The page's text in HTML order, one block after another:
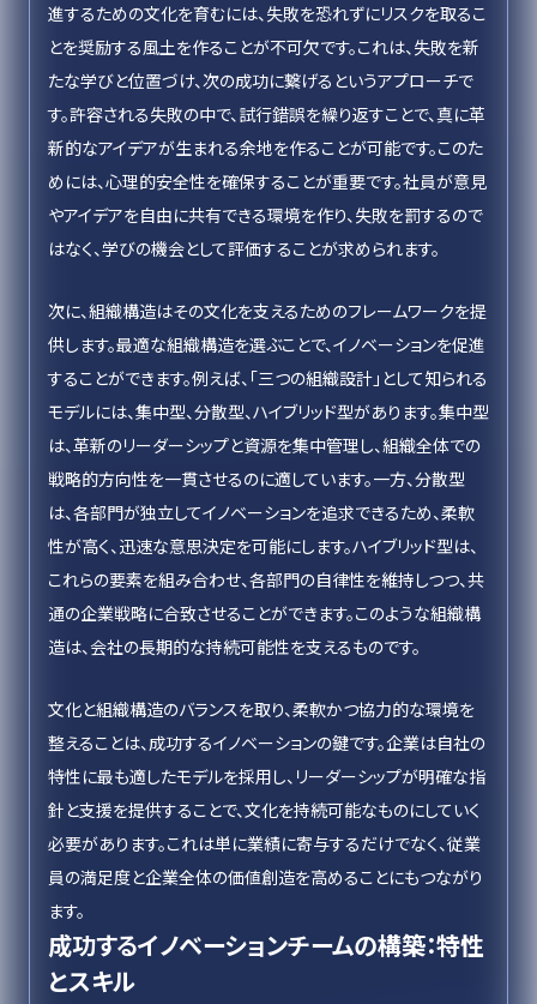
進するための文化を育むには、失敗を恐れずにリスクを取るこ
とを奨励する風土を作ることが不可欠です。これは、失敗を新
たな学びと位置づけ、次の成功に繋げるというアプローチで
す。許容される失敗の中で、試行錯誤を繰り返すことで、真に革
新的なアイデアが生まれる余地を作ることが可能です。このた
めには、心理的安全性を確保することが重要です。社員が意見
やアイデアを自由に共有できる環境を作り、失敗を罰するので
はなく、学びの機会として評価することが求められます。
次に、組織構造はその文化を支えるためのフレームワークを提
供します。最適な組織構造を選ぶことで、イノベーションを促進
することができます。例えば、「三つの組織設計」として知られる
モデルには、集中型、分散型、ハイブリッド型があります。集中型
は、革新のリーダーシップと資源を集中管理し、組織全体での
戦略的方向性を一貫させるのに適しています。一方、分散型
は、各部門が独立してイノベーションを追求できるため、柔軟
性が高く、迅速な意思決定を可能にします。ハイブリッド型は、
これらの要素を組み合わせ、各部門の自律性を維持しつつ、共
通の企業戦略に合致させることができます。このような組織構
造は、会社の長期的な持続可能性を支えるものです。
文化と組織構造のバランスを取り、柔軟かつ協力的な環境を
整えることは、成功するイノベーションの鍵です。企業は自社の
特性に最も適したモデルを採用し、リーダーシップが明確な指
針と支援を提供することで、文化を持続可能なものにしていく
必要があります。これは単に業績に寄与するだけでなく、従業
員の満足度と企業全体の価値創造を高めることにもつながり
ます。
成功するイノベーションチームの構築：特性
とスキル